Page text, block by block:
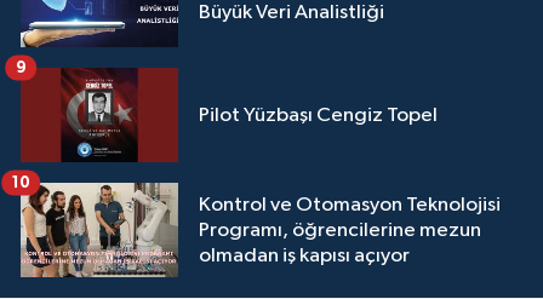
Büyük Veri Analistliği
Pilot Yüzbaşı Cengiz Topel
9
Kontrol ve Otomasyon Teknolojisi
Programı, öğrencilerine mezun
olmadan iş kapısı açıyor
10